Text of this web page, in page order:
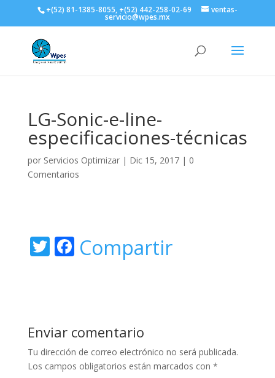
+(52) 81-1385-8055, +(52) 442-258-02-69 ventas-
servicio@wpes.mx
LG-Sonic-e-line-
especificaciones-técnicas
por Servicios Optimizar| Dic 15, 2017| 0
Comentarios
T F
o
o
k
Compartir
Enviar comentario
Tu dirección de correo electrónico no será publicada.
Los campos obligatorios están marcados con *